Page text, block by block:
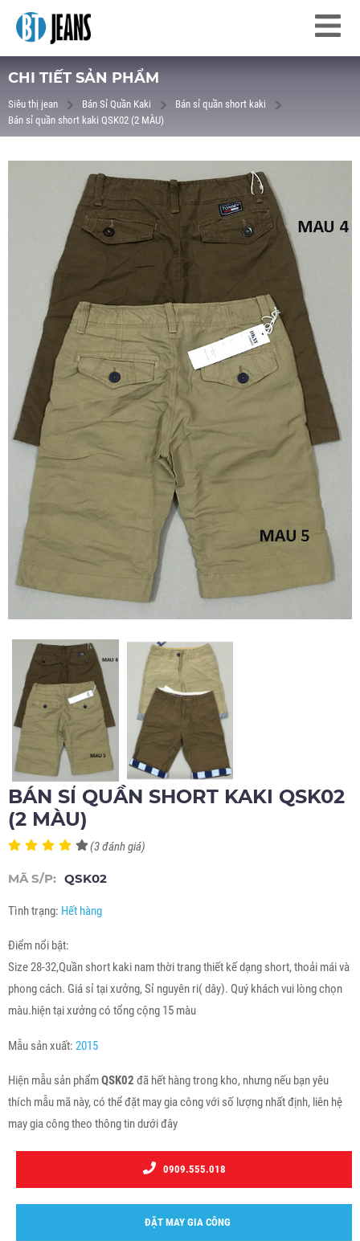
CHI TIẾT SẢN PHẨM
Siêu thị jean Bán Sỉ Quần Kaki
Bán sỉ quần short kaki
Bán sỉ quần short kaki QSK02 (2 MÀU)
BÁN SỈ QUẦN SHORT KAKI QSK02
(2 MÀU)
(3 đánh giá)
MÃ S/P: QSK02
Tình trạng: Hết hàng
Điểm nổi bật:
Size 28-32,Quần short kaki nam thời trang thiết kế dạng short, thoải mái và
phong cách. Giá sỉ tại xưởng, Sỉ nguyên ri( dây). Quý khách vui lòng chọn
màu.hiện tại xưởng có tổng cộng 15 màu
Mẫu sản xuất: 2015
Hiện mẫu sản phẩmQSK02 đã hết hàng trong kho, nhưng nếu bạn yêu
thích mẫu mã này, có thể đặt may gia công với số lượng nhất định, liên hệ
may gia công theo thông tin dưới đây
0909.555.018
ĐẶT MAY GIA CÔNG